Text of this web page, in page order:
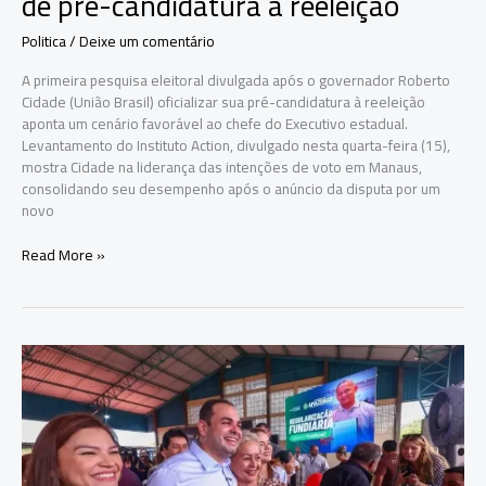
Politica/Deixe um comentário
A primeira pesquisa eleitoral divulgada após o governador Roberto
Cidade (União Brasil) oficializar sua pré-candidatura à reeleição
aponta um cenário favorável ao chefe do Executivo estadual.
Levantamento do Instituto Action, divulgado nesta quarta-feira (15),
mostra Cidade na liderança das intenções de voto em Manaus,
consolidando seu desempenho após o anúncio da disputa por um
novo
Pesquisa
na
liderança
em
Manaus
após
anúncio
de
Read More »